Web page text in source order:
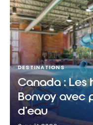
DESTINATIONS
Canada : Les
Bonvoy avec
d’eau